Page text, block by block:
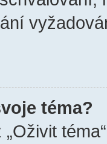
téma?